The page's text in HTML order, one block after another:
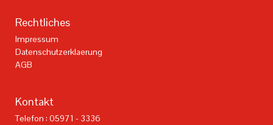
Rechtliches
Impressum
Datenschutzerklaerung
AGB
Kontakt
Telefon : 05971 - 3336